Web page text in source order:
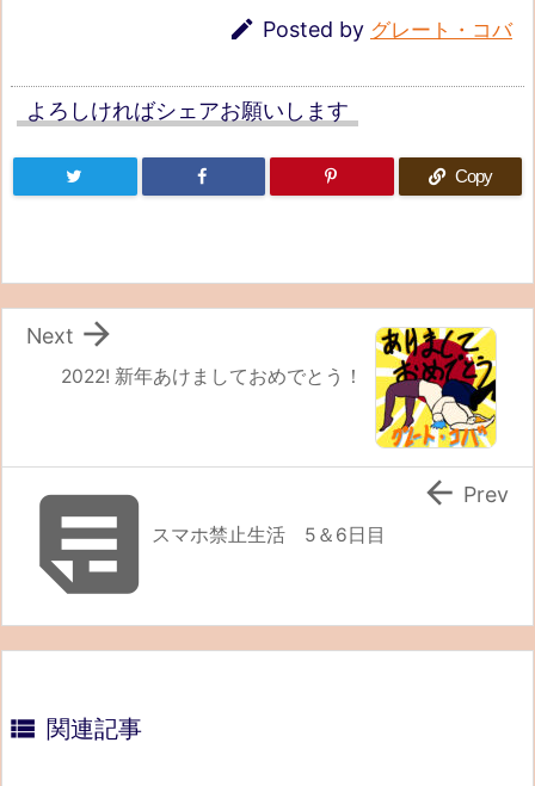
 Posted by グレート・コバ
よろしければシェアお願いします
Copy
2022! 新年あけましておめでとう！

Next
スマホ禁止生活 5＆6日目
 Prev
 関連記事